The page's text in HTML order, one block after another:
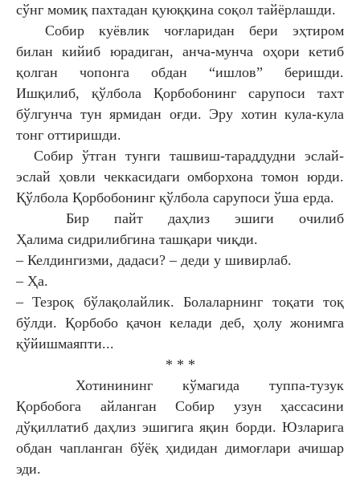
сўнг момиқ пахтадан қуюққина соқол тайёрлашди.
Собир куёвлик чоғларидан бери эҳтиром
биланкийиб юрадиган, анча-мунча оҳори кетиб
қолган чопонга обдан “ишлов” беришди.
Ишқилиб, қўлбола Қорбобонинг сарупоси тахт
бўлгунча тун ярмидан оғди. Эру хотин кула-кула
тонг оттиришди.
Собир ўтган тунги ташвиш-тараддудни эслай-
эслай ҳовли чеккасидаги омборхона томон юрди.
Қўлбола Қорбобонинг қўлбола сарупоси ўша ерда.
Бир пайт даҳлиз эшиги очилиб
Ҳалима сидрилибгина ташқари чиқди.
– Келдингизми, дадаси? – деди у шивирлаб.
– Ҳа.
– Тезроқ бўлақолайлик. Болаларнинг тоқати тоқ
бўлди. Қорбобо қачон келади деб, ҳолу жонимга
қўйишмаяпти...
* * *
Хотинининг кўмагида туппа-тузук
Қорбобога айланган Собир узун ҳассасини
дўқиллатиб даҳлиз эшигига яқин борди. Юзларига
обдан чапланган бўёқ ҳидидан димоғлари ачишар
эди.